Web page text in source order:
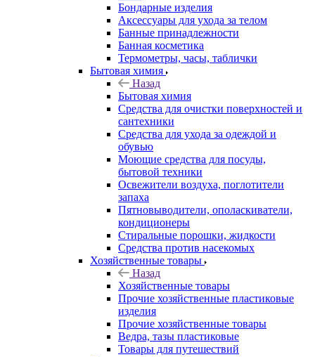
Бондарные изделия
Аксеcсуары для ухода за телом
Банные принадлежности
Банная косметика
Термометры, часы, таблички
Бытовая химия
Назад
Бытовая химия
Средства для очистки поверхностей и
сантехники
Средства для ухода за одеждой и
обувью
Моющие средства для посуды,
бытовой техники
Освежители воздуха, поглотители
запаха
Пятновыводители, ополаскиватели,
кондиционеры
Стиральные порошки, жидкости
Средства против насекомых
Хозяйственные товары
Назад
Хозяйственные товары
Прочие хозяйственные пластиковые
изделия
Прочие хозяйственные товары
Ведра, тазы пластиковые
Товары для путешествий